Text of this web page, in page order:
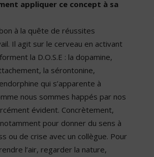
appliquer ce concept à sa
à la quête de réussites
Il agit sur le cerveau en activant
la D.O.S.E : la dopamine,
la sérontonine,
qui s’apparente à
nous sommes happés par nos
évident. Concrètement,
pour donner du sens à
ou de crise avec un collègue. Pour
l’air, regarder la nature,